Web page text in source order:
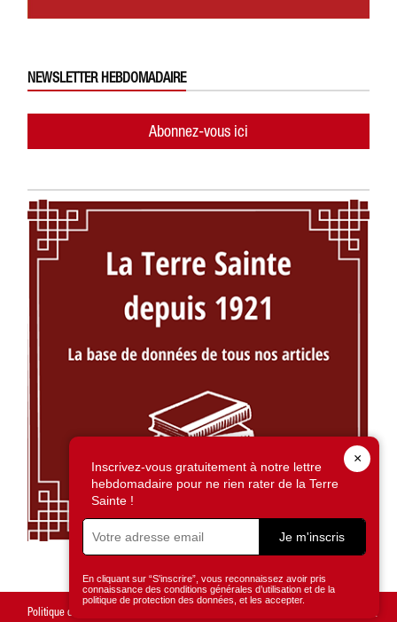
NEWSLETTER HEBDOMADAIRE
Abonnez-vous ici
×
Inscrivez-vous gratuitement à notre lettre
hebdomadaire pour ne rien rater de la Terre
Sainte !
Je m'inscris
En cliquant sur “S'inscrire”, vous reconnaissez avoir pris
connaissance des conditions générales d’utilisation et de la
politique de protection des données, et les accepter.
Politique de confidentialité